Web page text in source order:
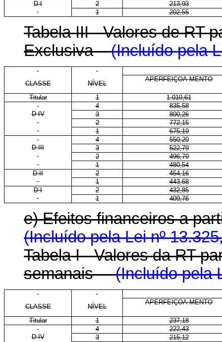
D I
2
213,93
1
202,55
Tabela III - Valores de RT
Exclusiva(Incluído pela
CLASSE NÍVEL
APERFEIÇOA-MENTO
Titular 1
1.010,61
4
835,58
D IV
3
800,26
2
772,15
1
675,19
4
550,20
D III
3
522,79
2
496,79
1
480,54
D II
2
454,16
1
443,68
D I
2
432,85
1
409,76
e) Efeitos financeiros a
(Incluído pela Lei nº
Tabela I - Valores da RT
semanais(Incluído pela
CLASSE NÍVEL
APERFEIÇOA-MENTO
Titular 1
237,18
4
222,43
D IV
3
215,12